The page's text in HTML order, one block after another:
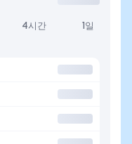
4시간 1일